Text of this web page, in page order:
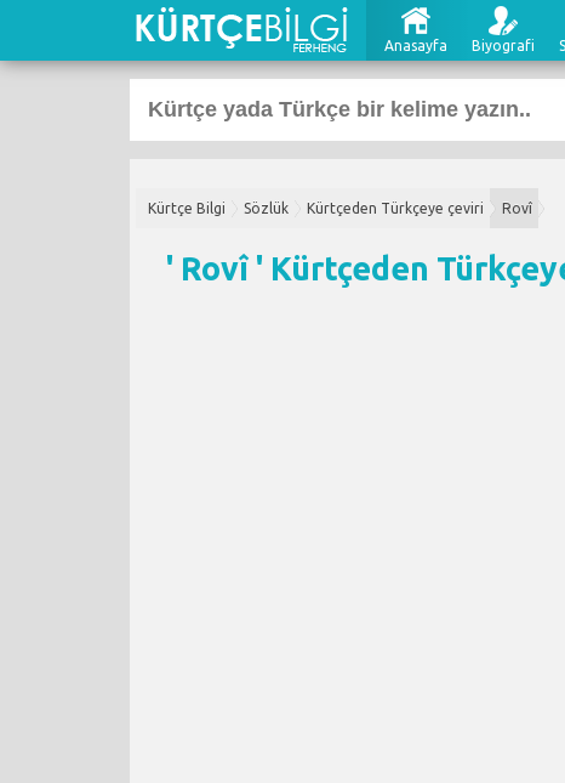
Anasayfa Biyografi
Kürtçe Bilgi Sözlük Kürtçeden Türkçeye çeviri Rovî
' Rovî ' Kürtçeden